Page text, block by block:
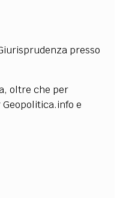
PUBBLICITÀ CONTATTI
presso
oltre che per
e